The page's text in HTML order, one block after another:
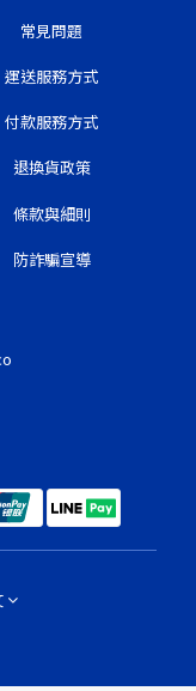
常見問題
運送服務方式
付款服務方式
退換貨政策
條款與細則
防詐騙宣導